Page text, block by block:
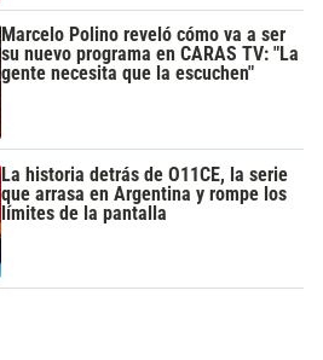
Marcelo Polino reveló cómo va a ser
su nuevo programa en CARAS TV: "La
gente necesita que la escuchen"
La historia detrás de O11CE, la serie
que arrasa en Argentina y rompe los
límites de la pantalla